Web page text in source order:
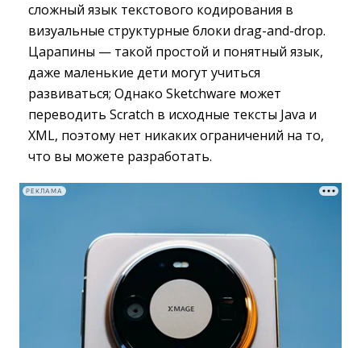
сложный язык текстового кодирования в
визуальные структурные блоки drag-and-drop.
Царапины — такой простой и понятный язык,
даже маленькие дети могут учиться
развиваться; Однако Sketchware может
переводить Scratch в исходные тексты Java и
XML, поэтому нет никаких ограничений на то,
что вы можете разработать.
РЕКЛАМА